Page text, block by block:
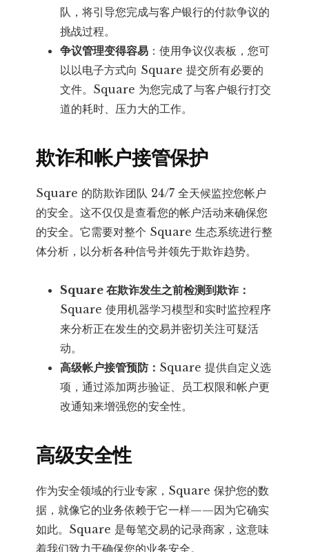
队，将引导您完成与客户银行的付款争议的
挑战过程。
争议管理变得容易 ：使用争议仪表板，您可
以以电子方式向 Square 提交所有必要的
文件。Square 为您完成了与客户银行打交
道的耗时、压力大的工作。
欺诈和帐户接管保护
Square 的防欺诈团队 24/7 全天候监控您帐户
的安全。这不仅仅是查看您的帐户活动来确保您
的安全。它需要对整个 Square 生态系统进行整
体分析，以分析各种信号并领先于欺诈趋势。
Square 在欺诈发生之前检测到欺诈：
Square 使用机器学习模型和实时监控程序
来分析正在发生的交易并密切关注可疑活
动。
高级帐户接管预防： Square 提供自定义选
项，通过添加两步验证、员工权限和帐户更
改通知来增强您的安全性。
高级安全性
作为安全领域的行业专家，Square 保护您的数
据，就像它的业务依赖于它一样——因为它确实
如此。Square 是每笔交易的记录商家，这意味
着我们致力于确保您的业务安全。